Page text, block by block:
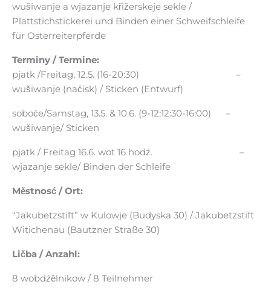
wušiwanje a wjazanje křižerskeje sekle /
Plattstichstickerei und Binden einer Schweifschleife
für Osterreiterpferde
Terminy / Termine:
pjatk /Freitag, 12.5. (16-20:30) –
wušiwanje (naćisk) / Sticken (Entwurf)
soboće/Samstag, 13.5. & 10.6. (9-12;12:30-16:00) –
wušiwanje/ Sticken
pjatk / Freitag 16.6. wot 16 hodź. –
wjazanje sekle/ Binden der Schleife
Městnosć / Ort:
“Jakubetzstift” w Kulowje (Budyska 30) / Jakubetzstift
Witichenau (Bautzner Straße 30)
Ličba / Anzahl:
8 wobdźělnikow / 8 Teilnehmer